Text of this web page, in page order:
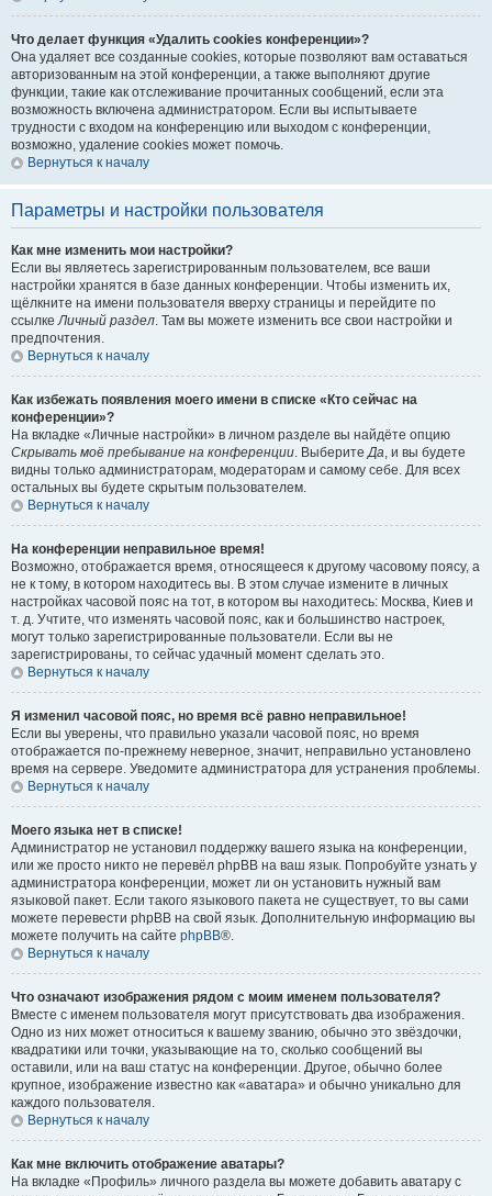
Что делает функция «Удалить cookies конференции»?
Она удаляет все созданные cookies, которые позволяют вам оставаться
авторизованным на этой конференции, а также выполняют другие
функции, такие как отслеживание прочитанных сообщений, если эта
возможность включена администратором. Если вы испытываете
трудности с входом на конференцию или выходом с конференции,
возможно, удаление cookies может помочь.
Вернуться к началу
Параметры и настройки пользователя
Как мне изменить мои настройки?
Если вы являетесь зарегистрированным пользователем, все ваши
настройки хранятся в базе данных конференции. Чтобы изменить их,
щёлкните на имени пользователя вверху страницы и перейдите по
ссылкеЛичный раздел. Там вы можете изменить все свои настройки и
предпочтения.
Вернуться к началу
Как избежать появления моего имени в списке «Кто сейчас на
конференции»?
На вкладке «Личные настройки» в личном разделе вы найдёте опцию
Скрывать моё пребывание на конференции. ВыберитеДа, и вы будете
видны только администраторам, модераторам и самому себе. Для всех
остальных вы будете скрытым пользователем.
Вернуться к началу
На конференции неправильное время!
Возможно, отображается время, относящееся к другому часовому поясу, а
не к тому, в котором находитесь вы. В этом случае измените в личных
настройках часовой пояс на тот, в котором вы находитесь: Москва, Киев и
т. д. Учтите, что изменять часовой пояс, как и большинство настроек,
могут только зарегистрированные пользователи. Если вы не
зарегистрированы, то сейчас удачный момент сделать это.
Вернуться к началу
Я изменил часовой пояс, но время всё равно неправильное!
Если вы уверены, что правильно указали часовой пояс, но время
отображается по-прежнему неверное, значит, неправильно установлено
время на сервере. Уведомите администратора для устранения проблемы.
Вернуться к началу
Моего языка нет в списке!
Администратор не установил поддержку вашего языка на конференции,
или же просто никто не перевёл phpBB на ваш язык. Попробуйте узнать у
администратора конференции, может ли он установить нужный вам
языковой пакет. Если такого языкового пакета не существует, то вы сами
можете перевести phpBB на свой язык. Дополнительную информацию вы
можете получить на сайте phpBB®.
Вернуться к началу
Что означают изображения рядом с моим именем пользователя?
Вместе с именем пользователя могут присутствовать два изображения.
Одно из них может относиться к вашему званию, обычно это звёздочки,
квадратики или точки, указывающие на то, сколько сообщений вы
оставили, или на ваш статус на конференции. Другое, обычно более
крупное, изображение известно как «аватара» и обычно уникально для
каждого пользователя.
Вернуться к началу
Как мне включить отображение аватары?
На вкладке «Профиль» личного раздела вы можете добавить аватару с